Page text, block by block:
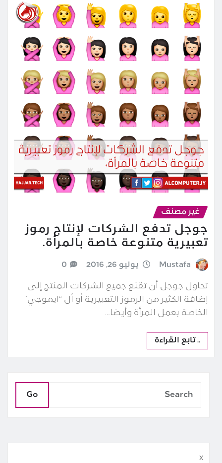
غير مصنف
جوجل تدفع الشركات لإنتاج رموز
تعبيرية متنوعة خاصة بالمرأة.
Mustafa يوليو 26, 2016 0
تحاول جوجل أن تقنع جميع الشركات المنتج إلى
إضافة الكثير من الرموز التعبيرية أو أل “ايموجي”
الخاصة بعمل المرأة وأيضا…
.. تابع القراءة
Go
x